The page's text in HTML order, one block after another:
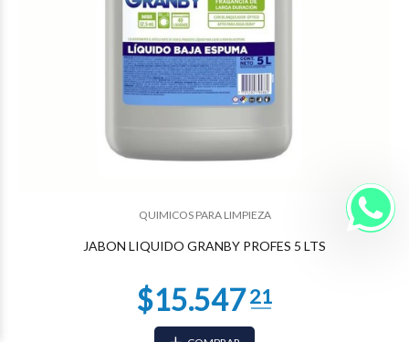
QUIMICOS PARA LIMPIEZA
JABON LIQUIDO GRANBY PROFES 5 LTS